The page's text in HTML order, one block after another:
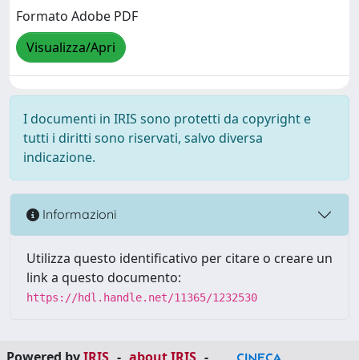
Formato Adobe PDF
Visualizza/Apri
I documenti in IRIS sono protetti da copyright e
tutti i diritti sono riservati, salvo diversa
indicazione.
Informazioni
Utilizza questo identificativo per citare o creare un
link a questo documento:
https://hdl.handle.net/11365/1232530